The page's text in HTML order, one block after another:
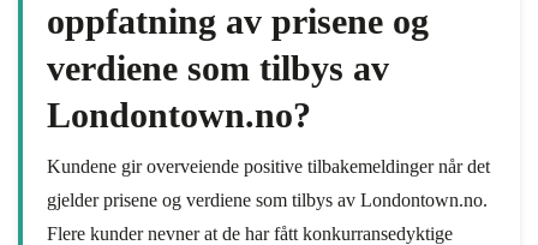
oppfatning av prisene og
verdiene som tilbys av
Londontown.no?
Kundene gir overveiende positive tilbakemeldinger når det
gjelder prisene og verdiene som tilbys av Londontown.no.
Flere kunder nevner at de har fått konkurransedyktige